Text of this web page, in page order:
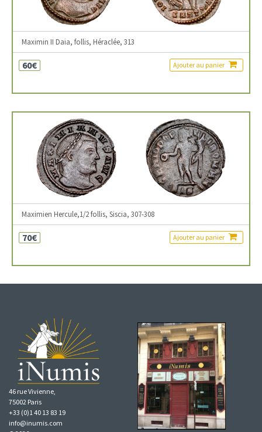
Maximin II Daia, follis, Héraclée, 313
60€ Ajouter au panier
Maximien Hercule,1/2 follis, Siscia, 307-308
70€ Ajouter au panier
46 rue Vivienne,
75002 Paris
+33 (0)1 40 13 83 19
info@inumis.com